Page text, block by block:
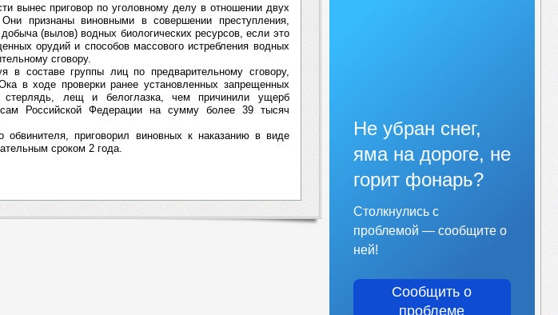
вынес приговор по уголовному делу в отношении двух
признаны виновными в совершении преступления,
(вылов) водных биологических ресурсов, если это
орудий и способов массового истребления водных
сговору.
в составе группы лиц по предварительному сговору,
в ходе проверки ранее установленных запрещенных
лещ и белоглазка, чем причинили ущерб
Российской Федерации на сумму более 39 тысяч
обвинителя, приговорил виновных к наказанию в виде
сроком 2 года.
Не убран снег,
яма на дороге, не
горит фонарь?
Столкнулись с
проблемой — сообщите о
ней!
Сообщить о
проблеме